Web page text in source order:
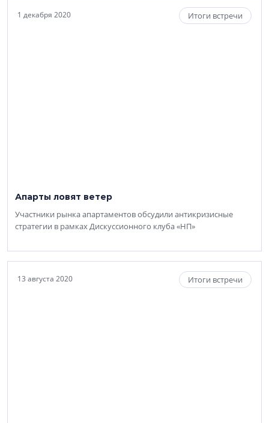
1 декабря 2020 Итоги встречи
Апарты ловят ветер
Участники рынка апартаментов обсудили антикризисные
стратегии в рамках Дискуссионного клуба «НП»
13 августа 2020 Итоги встречи